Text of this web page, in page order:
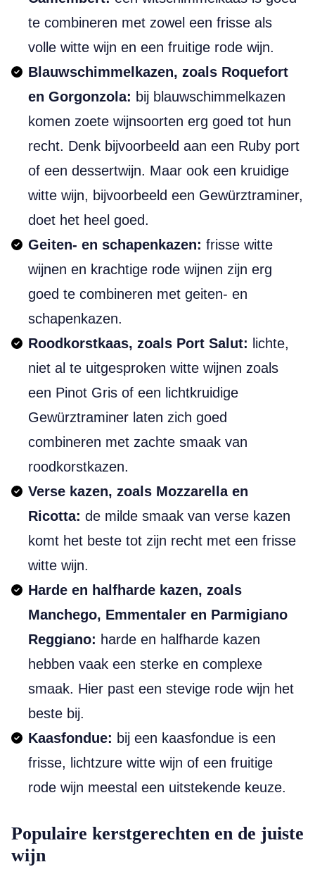
te combineren met zowel een frisse als
volle witte wijn en een fruitige rode wijn.
Blauwschimmelkazen, zoals Roquefort
en Gorgonzola: bij blauwschimmelkazen
komen zoete wijnsoorten erg goed tot hun
recht. Denk bijvoorbeeld aan een Ruby port
of een dessertwijn. Maar ook een kruidige
witte wijn, bijvoorbeeld een Gewürztraminer,
doet het heel goed.
Geiten- en schapenkazen: frisse witte
wijnen en krachtige rode wijnen zijn erg
goed te combineren met geiten- en
schapenkazen.
Roodkorstkaas, zoals Port Salut: lichte,
niet al te uitgesproken witte wijnen zoals
een Pinot Gris of een lichtkruidige
Gewürztraminer laten zich goed
combineren met zachte smaak van
roodkorstkazen.
Verse kazen, zoals Mozzarella en
Ricotta: de milde smaak van verse kazen
komt het beste tot zijn recht met een frisse
witte wijn.
Harde en halfharde kazen, zoals
Manchego, Emmentaler en Parmigiano
Reggiano: harde en halfharde kazen
hebben vaak een sterke en complexe
smaak. Hier past een stevige rode wijn het
beste bij.
Kaasfondue: bij een kaasfondue is een
frisse, lichtzure witte wijn of een fruitige
rode wijn meestal een uitstekende keuze.
Populaire kerstgerechten en de juiste
wijn